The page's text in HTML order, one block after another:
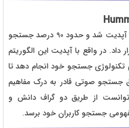
الگوریتم مرغ مگسخوار در سپتامبر 2013 آپدیت شد و حدود 90 درصد جستجو
داد. در واقع با آپدیت این الگوریتم
جستجو خود انجام دهد تا
جستجو صوتی قادر به درک مفاهیم
توانست از طریق دو گراف دانش و
جستجو کاربران خود برسد.